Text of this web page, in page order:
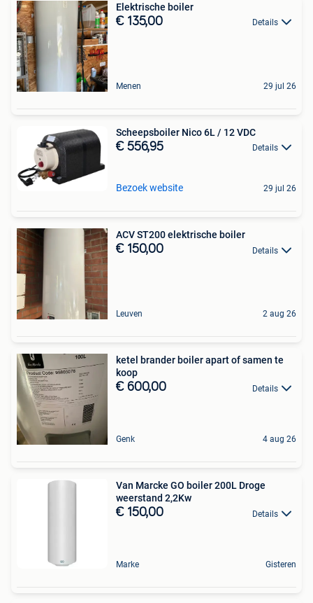
Elektrische boiler
€ 135,00 Details
Menen 29 jul 26
Scheepsboiler Nico 6L / 12 VDC
€ 556,95 Details
Bezoek website 29 jul 26
ACV ST200 elektrische boiler
€ 150,00 Details
Leuven 2 aug 26
ketel brander boiler apart of samen te
koop
€ 600,00 Details
Genk 4 aug 26
Van Marcke GO boiler 200L Droge
weerstand 2,2Kw
€ 150,00 Details
Marke Gisteren